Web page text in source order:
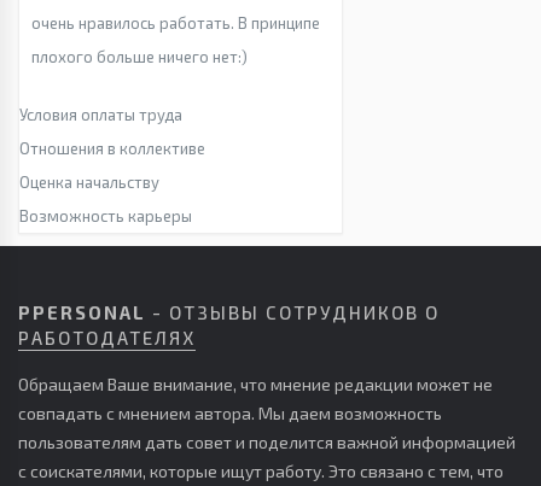
очень нравилось работать. В принципе
плохого больше ничего нет:)
Условия оплаты труда
Отношения в коллективе
Оценка начальству
Возможность карьеры
PPERSONAL - ОТЗЫВЫ СОТРУДНИКОВ О
РАБОТОДАТЕЛЯХ
Обращаем Ваше внимание, что мнение редакции может не
совпадать с мнением автора. Мы даем возможность
пользователям дать совет и поделится важной информацией
с соискателями, которые ищут работу. Это связано с тем, что